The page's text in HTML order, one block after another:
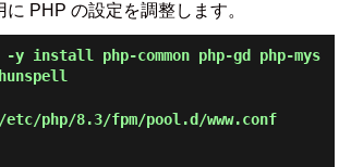
PHP の設定を調整します。
y install php-common php-gd php-mys
php/8.3/fpm/pool.d/www.conf